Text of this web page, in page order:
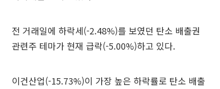
전 거래일에 하락세(-2.48%)를 보였던 탄소 배출권
관련주 테마가 현재 급락(-5.00%)하고 있다.
이건산업(-15.73%)이 가장 높은 하락률로 탄소 배출